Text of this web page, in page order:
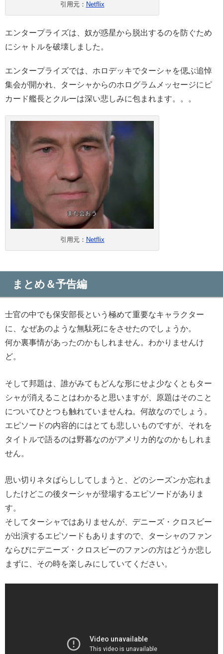
引用元： Netflix
エンタープライズは、奴が惑星から脱出するのを防ぐため
にシャトルを破壊しました。
エンタープライズでは、ホロデッキでターシャを偲ぶ追悼
集会が開かれ、ターシャからのホログラムメッセージにピ
カード艦長とクルーは深い悲しみに包まれます。。。
引用元： Netflix
まとめ＆予告編
士官の中でも保安部長という極めて重要なキャラクター
に、なぜあのような無駄死にをさせたのでしょうか。
何か裏事情があったのかもしれません。わかりませんけ
ど。
そして邦題は、誰がみてもどんな形にせよ少なくともター
シャが消えることはわかると思いますが、原題はそのこと
についてひとつも触れていませんね。何故なのでしょう。
エピソードの内容的にはとても悲しいものですが、それを
タイトルで語るのは野暮なのがアメリカ的なのかもしれま
せん。
思い切りネタばらししてしまうと、どのシーズンか忘れま
したけどこの後ターシャが登場するエピソードがありま
す。
そしてターシャではありませんが、デニーズ・クロスビー
が出演するエピソードもありますので、ターシャのファン
ならびにデニーズ・クロスビーのファンの方はどうか悲し
まずに、その時を楽しみにしていてください。